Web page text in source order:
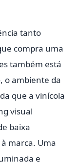
tanto
compra uma
também está
o ambiente da
que a vinícola
visual
baixa
marca. Uma
e